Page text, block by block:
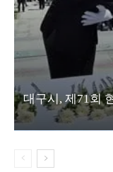
대구시, 제71회